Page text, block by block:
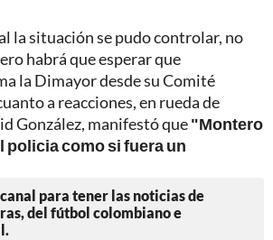
la situación se pudo controlar, no
habrá que esperar que
la Dimayor desde su Comité
a reacciones, en rueda de
González, manifestó que"Montero
policia como si fuera un
para tener las noticias de
del fútbol colombiano e